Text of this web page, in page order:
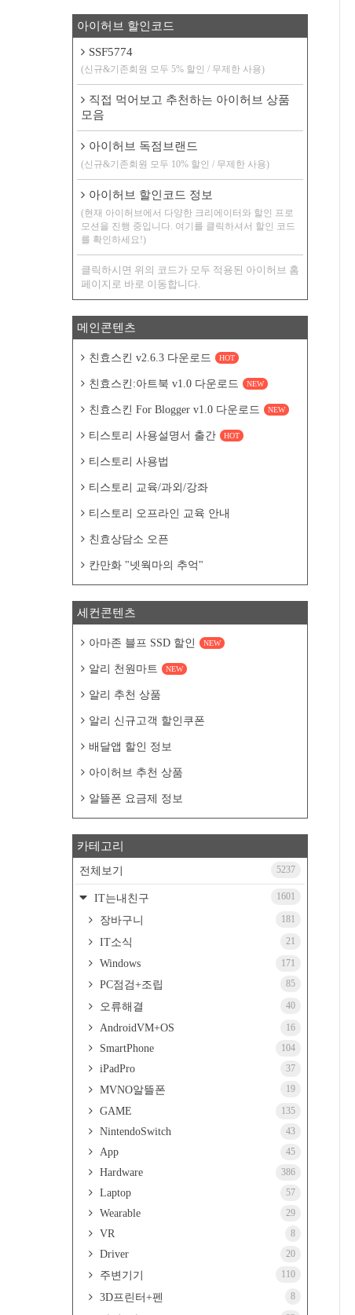
아이허브 할인코드
SSF5774
(신규&기존회원 모두 5% 할인 / 무제한 사용)
직접 먹어보고 추천하는 아이허브 상품
모음
아이허브 독점브랜드
(신규&기존회원 모두 10% 할인 / 무제한 사용)
아이허브 할인코드 정보
(현재 아이허브에서 다양한 크리에이터와 할인 프로
모션을 진행 중입니다. 여기를 클릭하셔서 할인 코드
를 확인하세요!)
클릭하시면 위의 코드가 모두 적용된 아이허브 홈
페이지로 바로 이동합니다.
메인콘텐츠
친효스킨 v2.6.3 다운로드 HOT
친효스킨:아트북 v1.0 다운로드 NEW
친효스킨 For Blogger v1.0 다운로드 NEW
티스토리 사용설명서 출간 HOT
티스토리 사용법
티스토리 교육/과외/강좌
티스토리 오프라인 교육 안내
친효상담소 오픈
칸만화 "넷웍마의 추억"
세컨콘텐츠
아마존 블프 SSD 할인 NEW
알리 천원마트 NEW
알리 추천 상품
알리 신규고객 할인쿠폰
배달앱 할인 정보
아이허브 추천 상품
알뜰폰 요금제 정보
카테고리
전체보기 5237
IT는내친구 1601
장바구니 181
IT소식 21
Windows 171
PC점검+조립 85
오류해결 40
AndroidVM+OS 16
SmartPhone 104
iPadPro 37
MVNO알뜰폰 19
GAME 135
NintendoSwitch 43
App 45
Hardware 386
Laptop 57
Wearable 29
VR 8
Driver 20
주변기기 110
3D프린터+펜 8